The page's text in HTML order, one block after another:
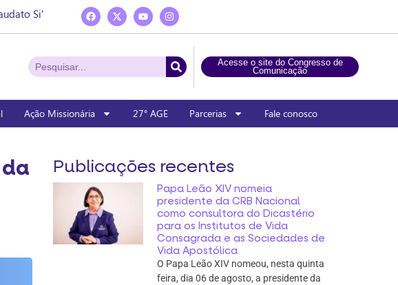
Si’
Acesse o site do Congresso de
Comunicação
Ação Missionária 27° AGE Parcerias Fale conosco
Publicações recentes
Papa Leão XIV nomeia
presidente da CRB Nacional
como consultora do Dicastério
para os Institutos de Vida
Consagrada e as Sociedades de
Vida Apostólica
O Papa Leão XIV nomeou, nesta quinta
feira, dia 06 de agosto, a presidente da